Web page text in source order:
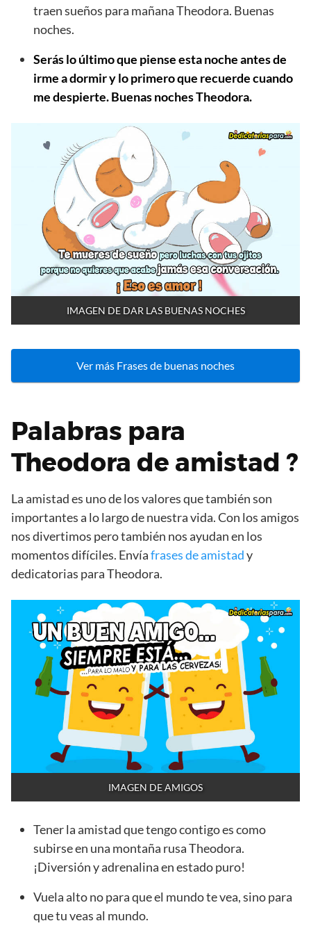
traen sueños para mañana Theodora. Buenas
noches.
Serás lo último que piense esta noche antes de
irme a dormir y lo primero que recuerde cuando
me despierte. Buenas noches Theodora.
IMAGEN DE DAR LAS BUENAS NOCHES
Ver más Frases de buenas noches
Palabras para
Theodora de amistad ?
La amistad es uno de los valores que también son
importantes a lo largo de nuestra vida. Con los amigos
nos divertimos pero también nos ayudan en los
momentos difíciles. Envíafrases de amistady
dedicatorias para Theodora.
IMAGEN DE AMIGOS
Tener la amistad que tengo contigo es como
subirse en una montaña rusa Theodora.
¡Diversión y adrenalina en estado puro!
Vuela alto no para que el mundo te vea, sino para
que tu veas al mundo.